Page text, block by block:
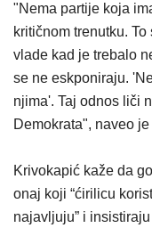
"Nema partije koja
kritičnom trenutku.
vlade kad je trebalo
se ne eskponiraju.
njima'. Taj odnos liči
Demokrata", naveo je
Krivokapić kaže da
onaj koji “ćirilicu
najavljuju” i